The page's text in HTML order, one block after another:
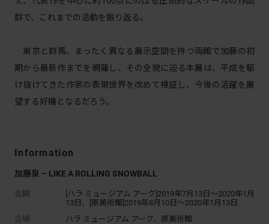
群で、これまでの活動を振り返る。
東京と群⾺、まったく異なる展⽰空間を持つ両館で加藤の初
期から最新作までを網羅し、その全貌に迫る本展は、平成を駆
け抜けてきた作家の表現世界を改めて検証し、今後の活躍を展
望する好機となるだろう。
Information
加藤泉 – LIKE A ROLLING SNOWBALL
会期
[ハラ ミュージアム アーク]2019年7月13日～2020年1月
13日、[原美術館]2019年8月10日～2020年1月13日
会場
ハラ ミュージアム アーク、原美術館